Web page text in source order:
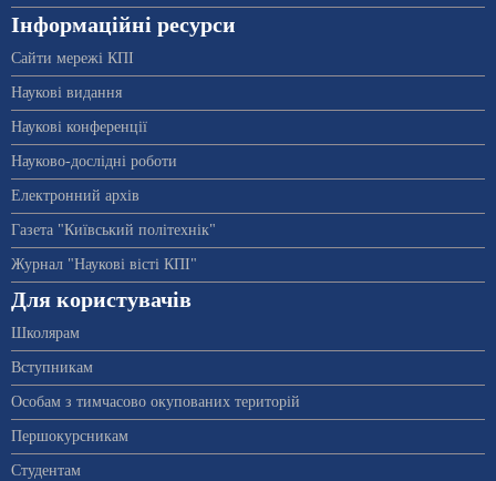
Інформаційні ресурси
Сайти мережі КПІ
Наукові видання
Наукові конференції
Науково-дослідні роботи
Електронний архів
Газета "Київський політехнік"
Журнал "Наукові вісті КПІ"
Для користувачів
Школярам
Вступникам
Особам з тимчасово окупованих територій
Першокурсникам
Студентам